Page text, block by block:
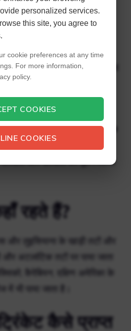
personalized services.
this site, you agree to
cookie preferences at any time
For more information,
policy.
COOKIES
COOKIES
कहाँ हैं?
लाके के तट पर देखें। सार-
अन्य नमूनों के विपरीत, ये ऑर्किड
और बेउ नवा, लेमोयने के किनारे,”
हैं।
बगुला कहाँ है?
दलदलों और दलदलों का मूल निवासी
रहते हैं?
और लुइसियाना के खाड़ी तटों और
और अटलांटिक तटों पर पाया जाता
कैरेबियन, दक्षिण अमेरिका के
में भी पाया जाता है।
कैसे प्राप्त